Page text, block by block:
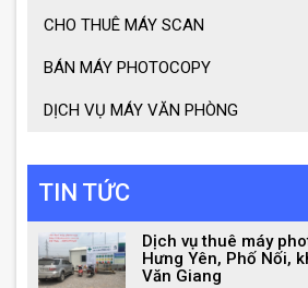
CHO THUÊ MÁY SCAN
BÁN MÁY PHOTOCOPY
DỊCH VỤ MÁY VĂN PHÒNG
TIN TỨC
Dịch vụ thuê máy
Hưng Yên, Phố Nối,
Văn Giang